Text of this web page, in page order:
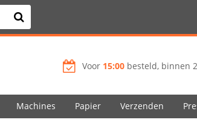
Voor 15:00 besteld, binnen
Machines Papier Verzenden